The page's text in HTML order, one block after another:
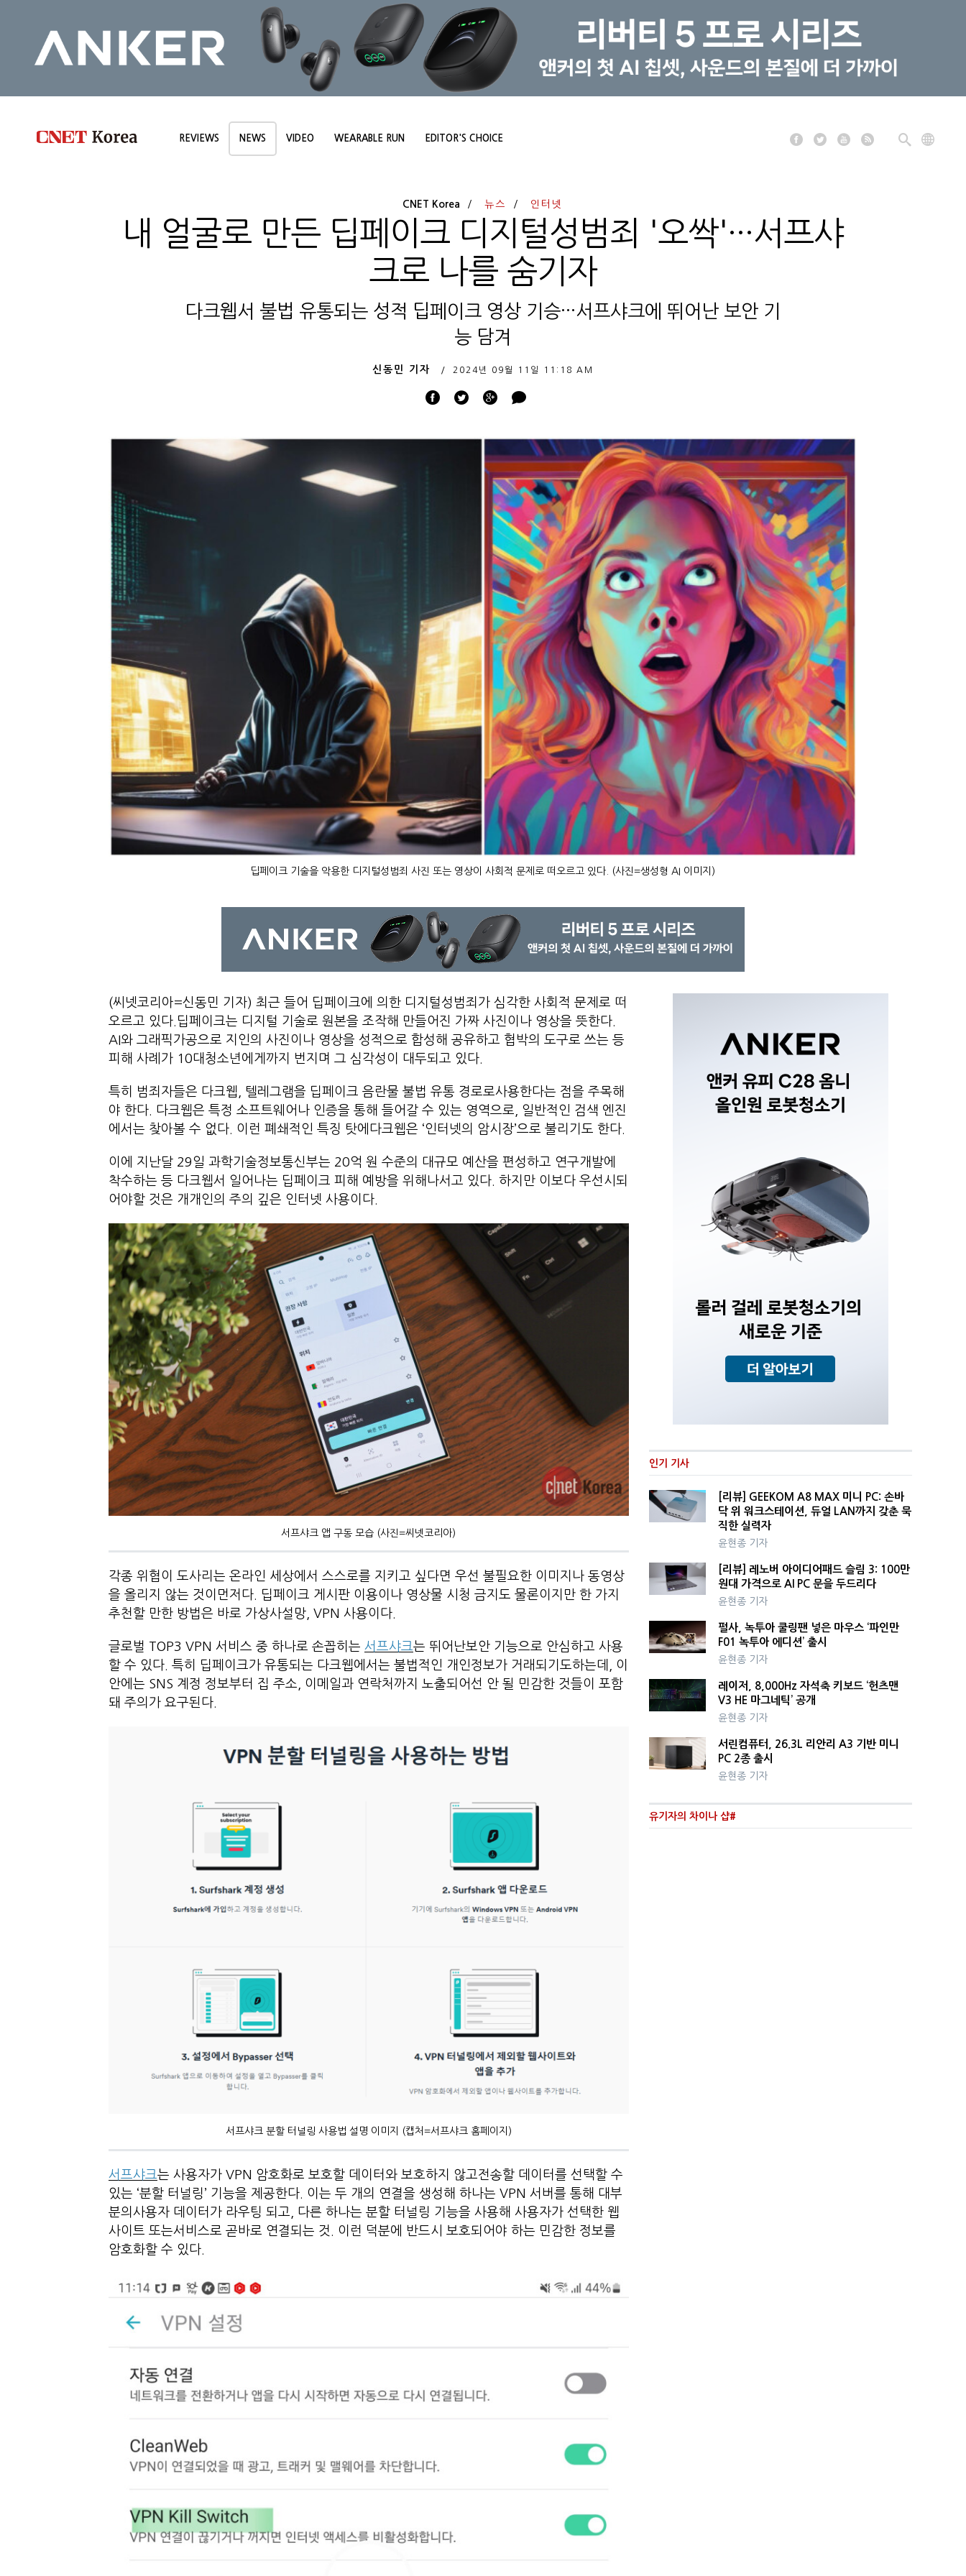
REVIEWS NEWS VIDEO WEARABLE RUN EDITOR'S CHOICE
CNET Korea 뉴스 인터넷
내 얼굴로 만든 딥페이크 디지털성범죄 '오싹'···서프샤
크로 나를 숨기자
다크웹서 불법 유통되는 성적 딥페이크 영상 기승···서프샤크에 뛰어난 보안 기
능 담겨
신동민 기자 2024년 09월 11일 11:18 AM
딥페이크 기술을 악용한 디지털성범죄 사진 또는 영상이 사회적 문제로 떠오르고 있다. (사진=생성형 AI 이미지)
(씨넷코리아=신동민 기자) 최근 들어 딥페이크에 의한 디지털성범죄가 심각한 사회적 문제로 떠
오르고 있다.딥페이크는 디지털 기술로 원본을 조작해 만들어진 가짜 사진이나 영상을 뜻한다.
AI와 그래픽가공으로 지인의 사진이나 영상을 성적으로 합성해 공유하고 협박의 도구로 쓰는 등
피해 사례가 10대청소년에게까지 번지며 그 심각성이 대두되고 있다.
특히 범죄자들은 다크웹, 텔레그램을 딥페이크 음란물 불법 유통 경로로사용한다는 점을 주목해
야 한다. 다크웹은 특정 소프트웨어나 인증을 통해 들어갈 수 있는 영역으로, 일반적인 검색 엔진
에서는 찾아볼 수 없다. 이런 폐쇄적인 특징 탓에다크웹은 ‘인터넷의 암시장’으로 불리기도 한다.
이에 지난달 29일 과학기술정보통신부는 20억 원 수준의 대규모 예산을 편성하고 연구개발에
착수하는 등 다크웹서 일어나는 딥페이크 피해 예방을 위해나서고 있다. 하지만 이보다 우선시되
어야할 것은 개개인의 주의 깊은 인터넷 사용이다.
서프샤크 앱 구동 모습 (사진=씨넷코리아)
각종 위협이 도사리는 온라인 세상에서 스스로를 지키고 싶다면 우선 불필요한 이미지나 동영상
을 올리지 않는 것이먼저다. 딥페이크 게시판 이용이나 영상물 시청 금지도 물론이지만 한 가지
추천할 만한 방법은 바로 가상사설망, VPN 사용이다.
글로벌 TOP3 VPN 서비스 중 하나로 손꼽히는 서프샤크는 뛰어난보안 기능으로 안심하고 사용
할 수 있다. 특히 딥페이크가 유통되는 다크웹에서는 불법적인 개인정보가 거래되기도하는데, 이
안에는 SNS 계정 정보부터 집 주소, 이메일과 연락처까지 노출되어선 안 될 민감한 것들이 포함
돼 주의가 요구된다.
서프샤크 분할 터널링 사용법 설명 이미지 (캡처=서프샤크 홈페이지)
서프샤크는 사용자가 VPN 암호화로 보호할 데이터와 보호하지 않고전송할 데이터를 선택할 수
있는 ‘분할 터널링’ 기능을 제공한다. 이는 두 개의 연결을 생성해 하나는 VPN 서버를 통해 대부
분의사용자 데이터가 라우팅 되고, 다른 하나는 분할 터널링 기능을 사용해 사용자가 선택한 웹
사이트 또는서비스로 곧바로 연결되는 것. 이런 덕분에 반드시 보호되어야 하는 민감한 정보를
암호화할 수 있다.
인기 기사
[리뷰] GEEKOM A8 MAX 미니 PC: 손바
닥 위 워크스테이션, 듀얼 LAN까지 갖춘 묵
직한 실력자
윤현종 기자
[리뷰] 레노버 아이디어패드 슬림 3: 100만
원대 가격으로 AI PC 문을 두드리다
윤현종 기자
펄사, 녹투아 쿨링팬 넣은 마우스 ‘파인만
F01 녹투아 에디션’ 출시
윤현종 기자
레이저, 8,000Hz 자석축 키보드 ‘헌츠맨
V3 HE 마그네틱’ 공개
윤현종 기자
서린컴퓨터, 26.3L 리안리 A3 기반 미니
PC 2종 출시
윤현종 기자
유기자의 차이나 샵#